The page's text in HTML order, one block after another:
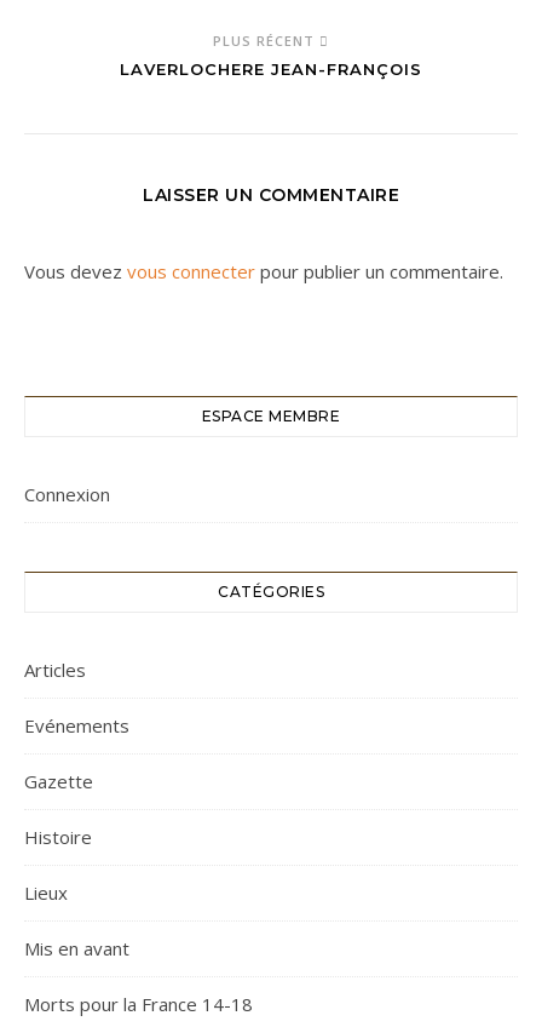
PLUS RÉCENT
LAVERLOCHERE JEAN-FRANÇOIS
LAISSER UN COMMENTAIRE
Vous devez vous connecter pour publier un commentaire.
ESPACE MEMBRE
Connexion
CATÉGORIES
Articles
Evénements
Gazette
Histoire
Lieux
Mis en avant
Morts pour la France 14-18